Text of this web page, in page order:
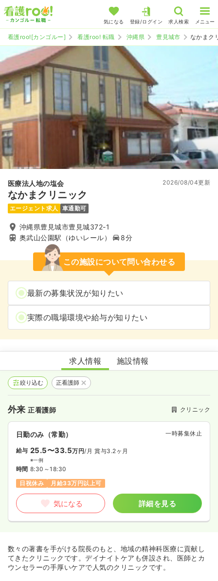
気になる 登録/ログイン 求人検索 メニュー
看護roo![カンゴルー] 看護roo! 転職 沖縄県 豊見城市 なかまク
医療法人地の塩会
なかまクリニック
2026/08/04更新
エージェント求人 車通勤可
沖縄県豊見城市豊見城372-1
奥武山公園駅（ゆいレール）
8分
この施設について問い合わせる
最新の募集状況が知りたい
実際の職場環境や給与が知りたい
なかまクリニック
求人情報 施設情報
絞り込む 正看護師
外来正看護師 クリニック
日勤のみ（常勤） 一時募集休止
給与 25.5〜33.5万円/月 賞与3.2ヶ月
※一例
時間 8:30～18:30
日祝休み
月給33万円以上可
気になる 詳細を見る
数々の著書を手がける院長のもと、地域の精神科医療に貢献し
てきたクリニックです。デイナイトケアも併設され、医師とカ
ウンセラーの手厚いケアで人気のクリニックです。